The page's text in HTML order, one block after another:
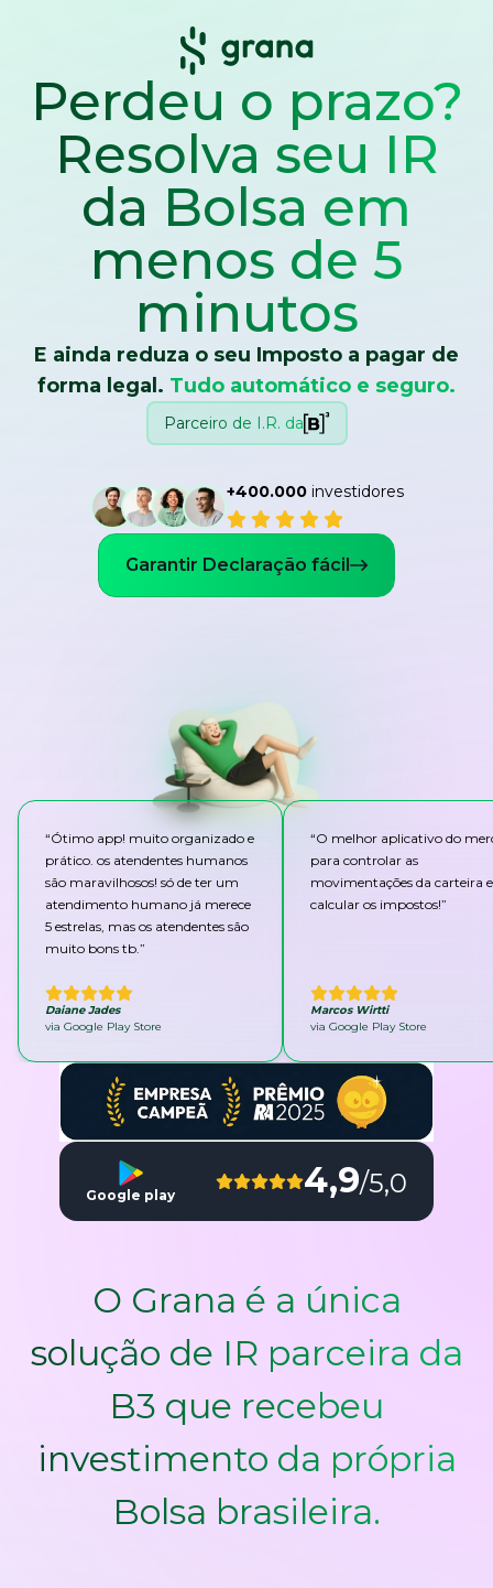
Perdeu o prazo?
Resolva seu IR
da Bolsa em
menos de 5
minutos
E ainda reduza o seu Imposto a pagar de
forma legal. Tudo automático e seguro.
Parceiro de I.R. da
+400.000investidores
Garantir Declaração fácil
“Ótimo app! muito organizado e
prático. os atendentes humanos
são maravilhosos! só de ter um
atendimento humano já merece
5 estrelas, mas os atendentes são
muito bons tb.”
Daiane Jades
via Google Play Store
“O melhor aplicativo do
para controlar as
movimentações da carteira e
calcular os impostos!”
Marcos Wirtti
via Google Play Store
Google play 4,9/5,0
O Grana é a única
solução de IR parceira da
B3 que recebeu
investimento da própria
Bolsa brasileira.